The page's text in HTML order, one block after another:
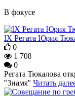
В фокусе
IX Регата Юрия
0
1 708
0
Регата Тюкалова
"Знамя" Читать